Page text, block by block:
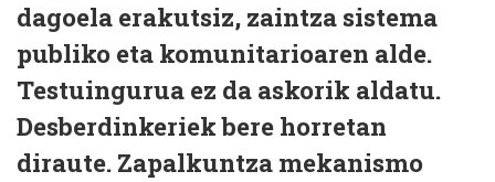
dagoela erakutsiz, zaintza sistema
publiko eta komunitarioaren alde.
Testuingurua ez da askorik aldatu.
Desberdinkeriek bere horretan
diraute. Zapalkuntza mekanismo